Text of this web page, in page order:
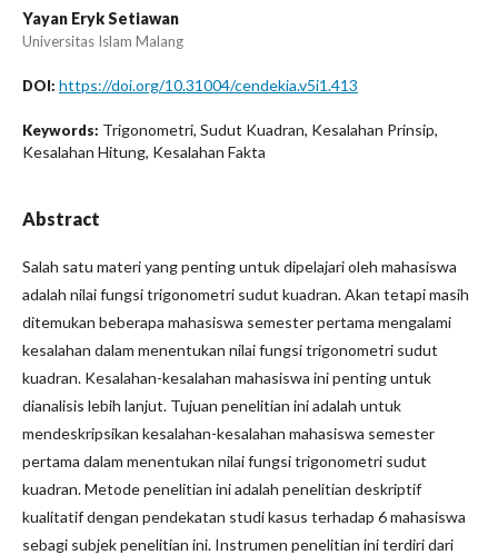
Yayan Eryk Setiawan
Universitas Islam Malang
DOI: https://doi.org/10.31004/cendekia.v5i1.413
Keywords: Trigonometri, Sudut Kuadran, Kesalahan Prinsip,
Kesalahan Hitung, Kesalahan Fakta
Abstract
Salah satu materi yang penting untuk dipelajari oleh mahasiswa
adalah nilai fungsi trigonometri sudut kuadran. Akan tetapi masih
ditemukan beberapa mahasiswa semester pertama mengalami
kesalahan dalam menentukan nilai fungsi trigonometri sudut
kuadran. Kesalahan-kesalahan mahasiswa ini penting untuk
dianalisis lebih lanjut. Tujuan penelitian ini adalah untuk
mendeskripsikan kesalahan-kesalahan mahasiswa semester
pertama dalam menentukan nilai fungsi trigonometri sudut
kuadran. Metode penelitian ini adalah penelitian deskriptif
kualitatif dengan pendekatan studi kasus terhadap 6 mahasiswa
sebagi subjek penelitian ini. Instrumen penelitian ini terdiri dari